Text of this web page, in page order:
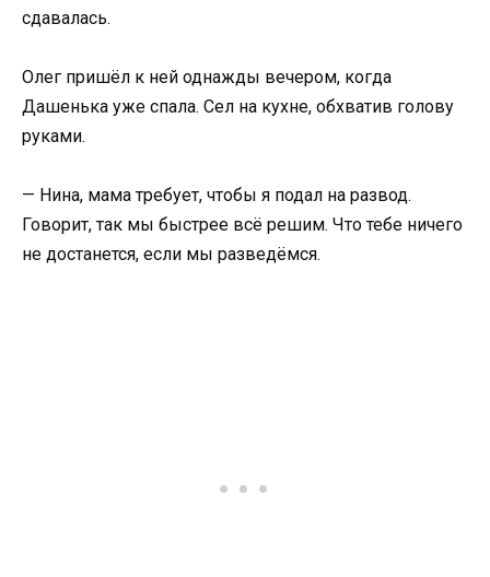
сдавалась.
Олег пришёл к ней однажды вечером, когда
Дашенька уже спала. Сел на кухне, обхватив голову
руками.
— Нина, мама требует, чтобы я подал на развод.
Говорит, так мы быстрее всё решим. Что тебе ничего
не достанется, если мы разведёмся.